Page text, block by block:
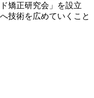
矯正研究会」を設立
技術を広めていくこと